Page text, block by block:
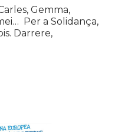
Gemma,
Per a Solidança,
Darrere,